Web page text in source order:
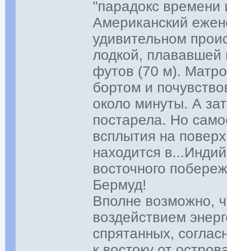
"парадокс времени
Американский
удивительном
лодкой, плававшей
футов (70 м).
бортом и
около минуты. А
постарела. Но
всплытия на
находится
восточного
Бермуд!
Вполне возможно,
воздействием
спрятанных,